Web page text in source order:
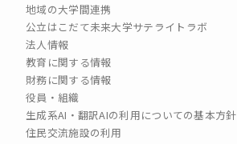
地域の大学間連携
公立はこだて未来大学サテライトラボ
法人情報
教育に関する情報
財務に関する情報
役員・組織
生成系AI・翻訳AIの利用についての基本方針
住民交流施設の利用